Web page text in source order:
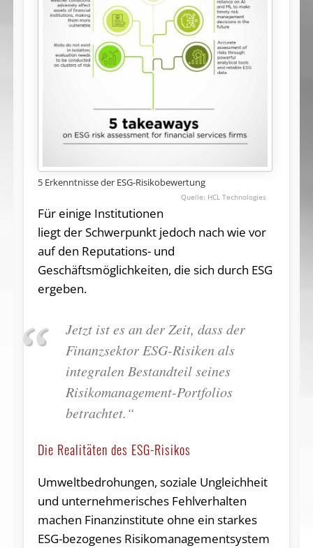
5 Erkenntnisse der ESG-Risikobewertung
HCL Technologies
Für einige Institutionen
liegt der Schwerpunkt jedoch nach wie vor
auf den Reputations- und
Geschäftsmöglichkeiten, die sich durch ESG
ergeben.
Jetzt ist es an der Zeit, dass der
Finanzsektor ESG-Risiken als
integralen Bestandteil seines
Risikomanagement-Portfolios
betrachtet.“
Die Realitäten des ESG-Risikos
Umweltbedrohungen, soziale Ungleichheit
und unternehmerisches Fehlverhalten
machen Finanzinstitute ohne ein starkes
ESG-bezogenes Risikomanagementsystem